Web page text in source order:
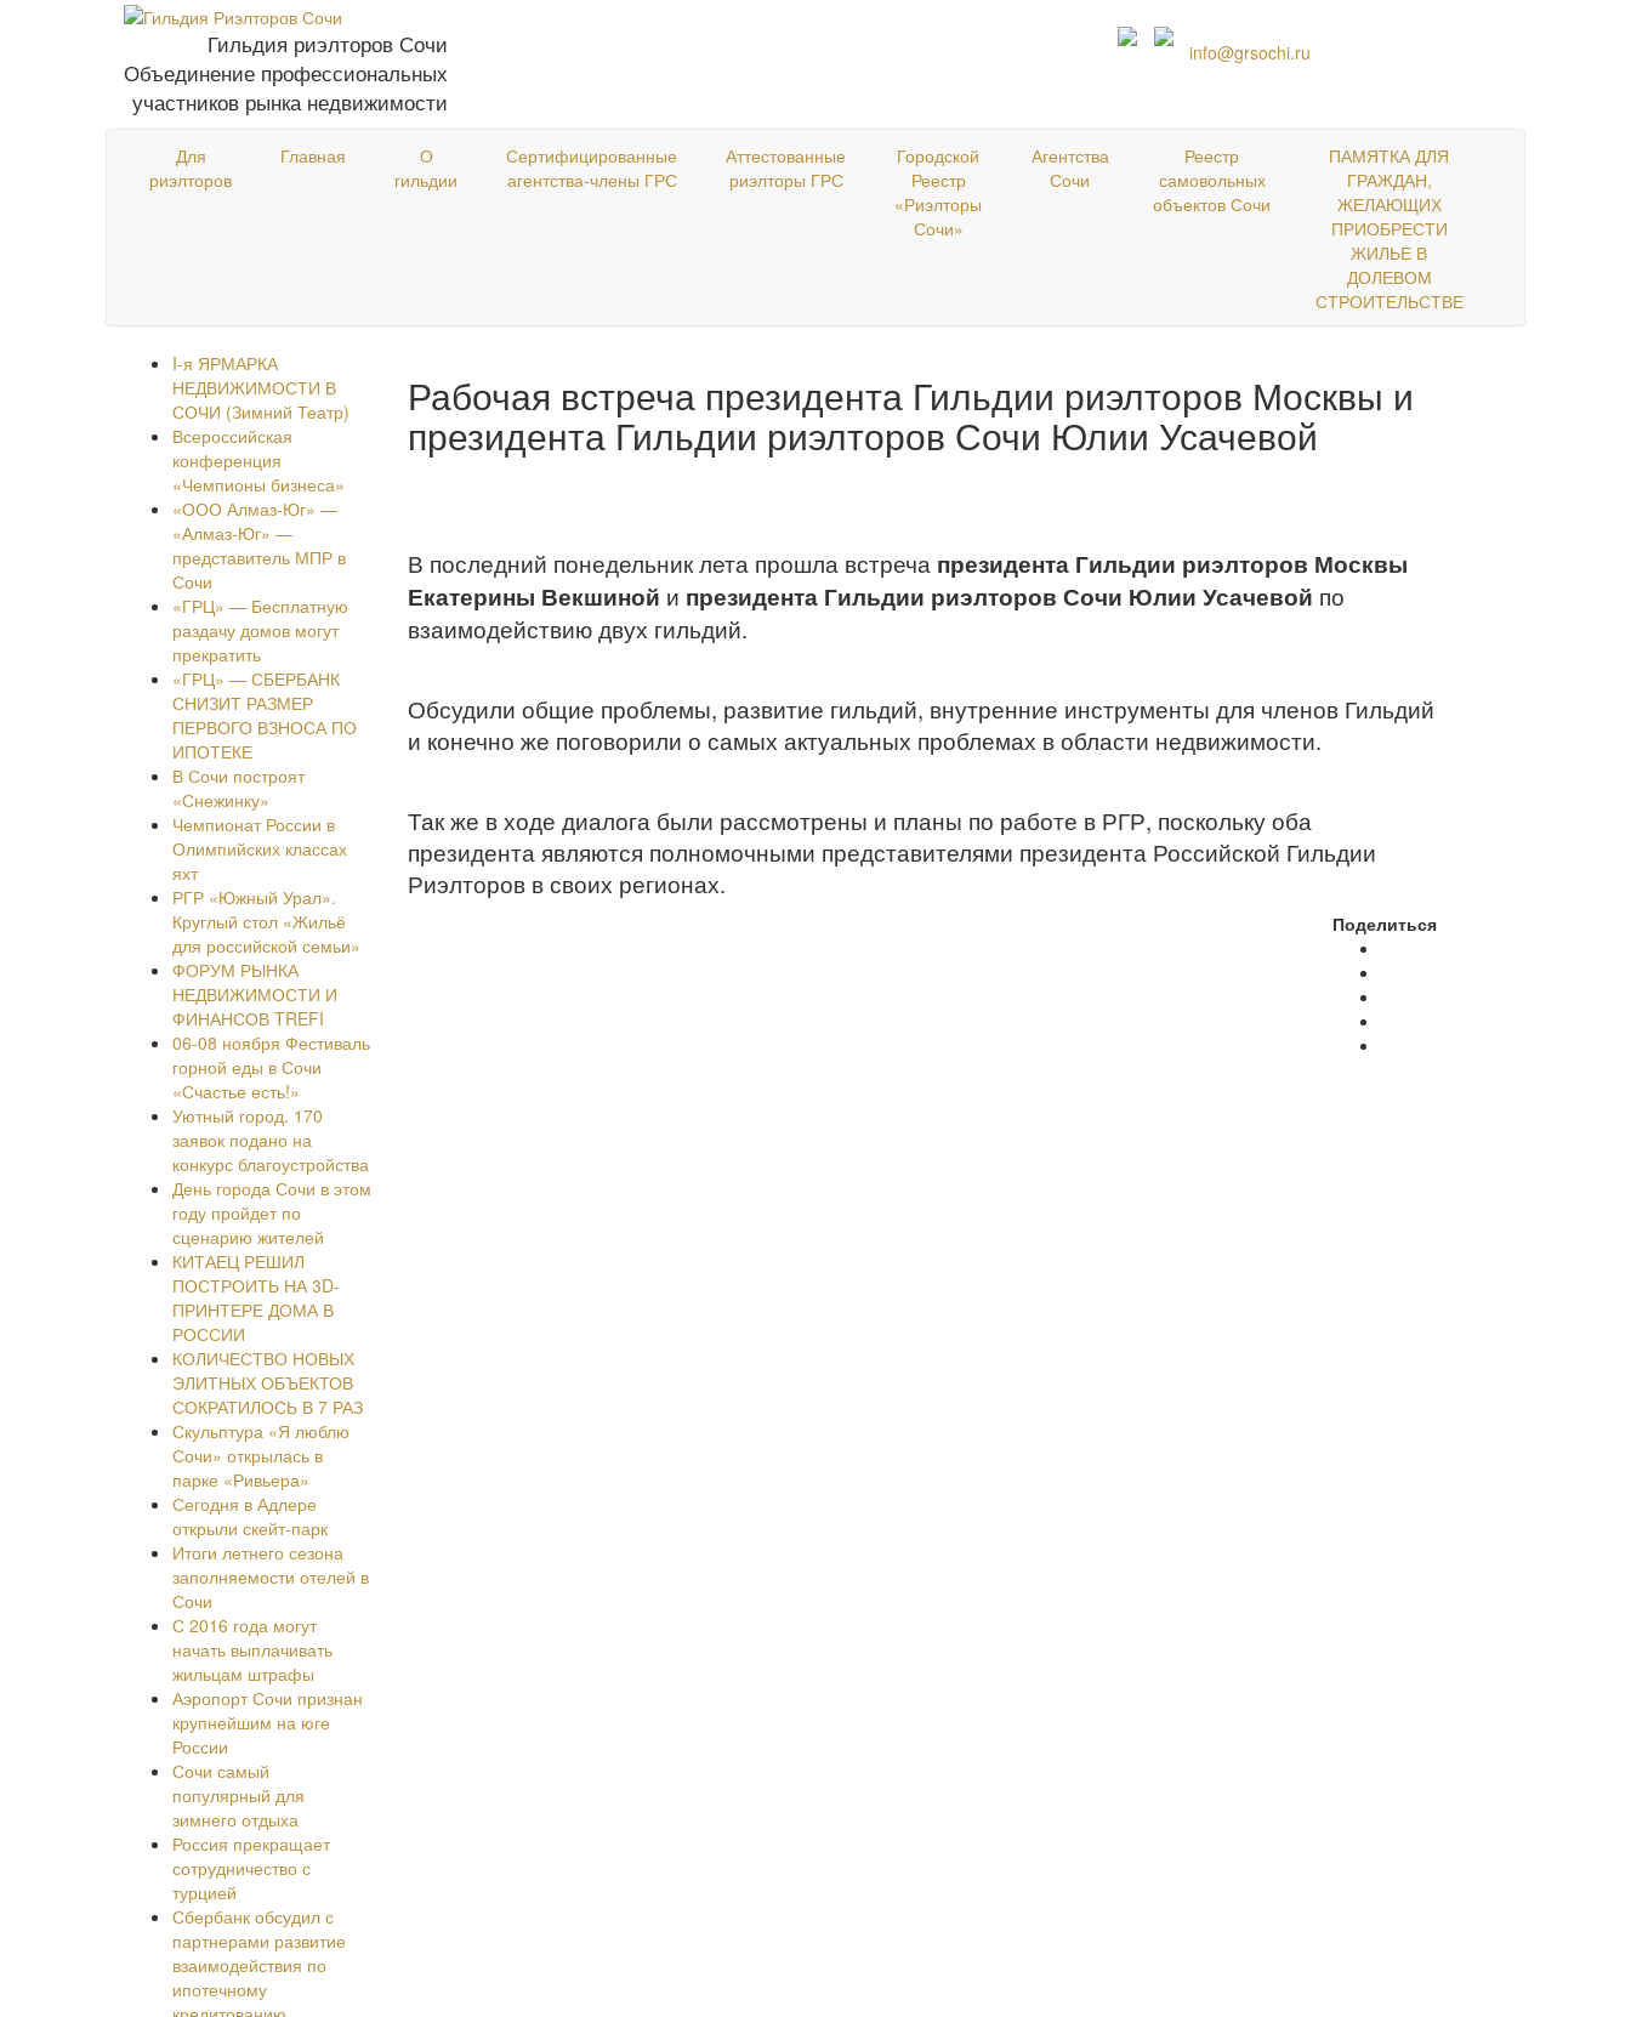
Гильдия риэлторов Сочи
Объединение профессиональных
участников рынка недвижимости
info@grsochi.ru
Для
риэлторов
Главная
О
гильдии
Сертифицированные
агентства-члены ГРС
Аттестованные
риэлторы ГРС
Городской
Реестр
«Риэлторы
Сочи»
Агентства
Сочи
Реестр
самовольных
объектов Сочи
ПАМЯТКА ДЛЯ
ГРАЖДАН,
ЖЕЛАЮЩИХ
ПРИОБРЕСТИ
ЖИЛЬЕ В
ДОЛЕВОМ
СТРОИТЕЛЬСТВЕ
I-я ЯРМАРКА
НЕДВИЖИМОСТИ В
СОЧИ (Зимний Театр)
Всероссийская
конференция
«Чемпионы бизнеса»
«ООО Алмаз-Юг» —
«Алмаз-Юг» —
представитель МПР в
Сочи
«ГРЦ» — Бесплатную
раздачу домов могут
прекратить
«ГРЦ» — СБЕРБАНК
СНИЗИТ РАЗМЕР
ПЕРВОГО ВЗНОСА ПО
ИПОТЕКЕ
В Сочи построят
«Снежинку»
Чемпионат России в
Олимпийских классах
яхт
РГР «Южный Урал».
Круглый стол «Жильё
для российской семьи»
ФОРУМ РЫНКА
НЕДВИЖИМОСТИ И
ФИНАНСОВ TREFI
06-08 ноября Фестиваль
горной еды в Сочи
«Счастье есть!»
Уютный город. 170
заявок подано на
конкурс благоустройства
День города Сочи в этом
году пройдет по
сценарию жителей
КИТАЕЦ РЕШИЛ
ПОСТРОИТЬ НА 3D-
ПРИНТЕРЕ ДОМА В
РОССИИ
КОЛИЧЕСТВО НОВЫХ
ЭЛИТНЫХ ОБЪЕКТОВ
СОКРАТИЛОСЬ В 7 РАЗ
Скульптура «Я люблю
Сочи» открылась в
парке «Ривьера»
Сегодня в Адлере
открыли скейт-парк
Итоги летнего сезона
заполняемости отелей в
Сочи
С 2016 года могут
начать выплачивать
жильцам штрафы
Аэропорт Сочи признан
крупнейшим на юге
России
Сочи самый
популярный для
зимнего отдыха
Россия прекращает
сотрудничество с
турцией
Сбербанк обсудил с
партнерами развитие
взаимодействия по
ипотечному
Рабочая встреча президента Гильдии риэлторов Москвы и
президента Гильдии риэлторов Сочи Юлии Усачевой
В последний понедельник лета прошла встреча президента Гильдии риэлторов Москвы
Екатерины Векшиной и президента Гильдии риэлторов Сочи Юлии Усачевой по
взаимодействию двух гильдий.
Обсудили общие проблемы, развитие гильдий, внутренние инструменты для членов Гильдий
и конечно же поговорили о самых актуальных проблемах в области недвижимости.
Так же в ходе диалога были рассмотрены и планы по работе в РГР, поскольку оба
президента являются полномочными представителями президента Российской Гильдии
Риэлторов в своих регионах.
Поделиться